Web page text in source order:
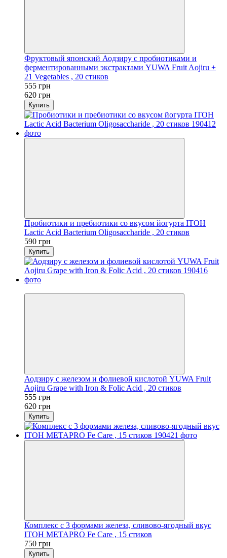
Фруктовый японский Аодзиру с пробиотиками и
ферментированными экстрактами YUWA Fruit Aojiru +
21 Vegetables , 20 стиков
555 грн
620 грн
Купить
Пробиотики и пребиотики со вкусом йогурта ITOH
Lactic Acid Bacterium Oligosaccharide , 20 стиков
590 грн
Купить
Аодзиру с железом и фолиевой кислотой YUWA Fruit
Aojiru Grape with Iron & Folic Acid , 20 стиков
555 грн
620 грн
Купить
Комплекс с 3 формами железа, сливово-ягодный вкус
ITOH METAPRO Fe Care , 15 стиков
750 грн
Купить